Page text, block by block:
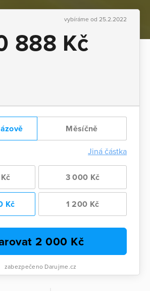
vybíráme od 25.2.2022
888 Kč
Měsíčně
Jiná částka
3 000 Kč
Kč 1 200 Kč
2 000 Kč
zabezpečeno Darujme.cz